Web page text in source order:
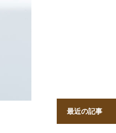
最近の記事